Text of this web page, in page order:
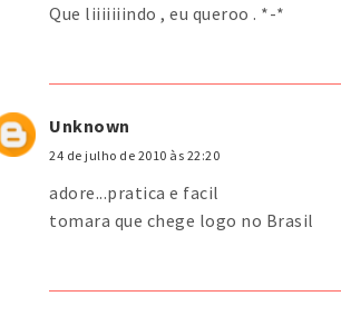
Que liiiiiiindo , eu queroo . *-*
Unknown
24 de julho de 2010 às 22:20
adore...pratica e facil
tomara que chege logo no Brasil